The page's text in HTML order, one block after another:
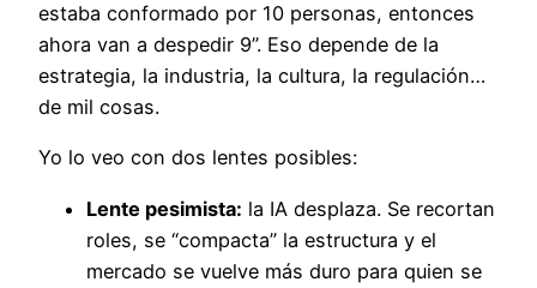
estaba conformado por 10 personas, entonces
ahora van a despedir 9”. Eso depende de la
estrategia, la industria, la cultura, la regulación…
de mil cosas.
Yo lo veo con dos lentes posibles:
Lente pesimista: la IA desplaza. Se recortan
roles, se “compacta” la estructura y el
mercado se vuelve más duro para quien se